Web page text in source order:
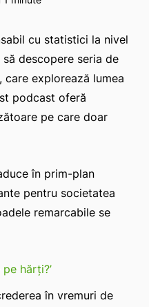
cu statistici la nivel
descopere seria de
, care explorează lumea
podcast oferă
pe care doar
în prim-plan
pentru societatea
remarcabile se
hărți?’
în vremuri de